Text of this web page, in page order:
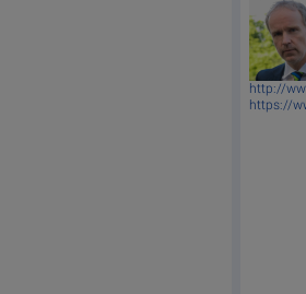
http://
https://